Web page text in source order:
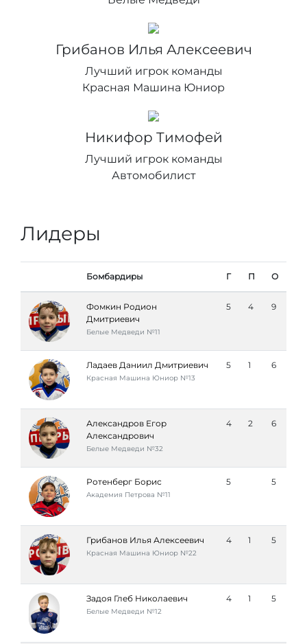
Грибанов Илья Алексеевич
Лучший игрок команды
Красная Машина Юниор
Никифор Тимофей
Лучший игрок команды
Автомобилист
Лидеры
Бомбардиры Г П О
Фомкин Родион
Дмитриевич
Белые Медведи №11
5 4 9
Ладаев Даниил Дмитриевич
Красная Машина Юниор №13
5 1 6
Александров Егор
Александрович
Белые Медведи №32
4 2 6
Ротенберг Борис
Академия Петровa №11
5 5
Грибанов Илья Алексеевич
Красная Машина Юниор №22
4 1 5
Задоя Глеб Николаевич
Белые Медведи №12
4 1 5